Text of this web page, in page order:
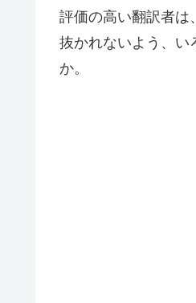
評価の高い翻訳者は
抜かれないよう、い
か。